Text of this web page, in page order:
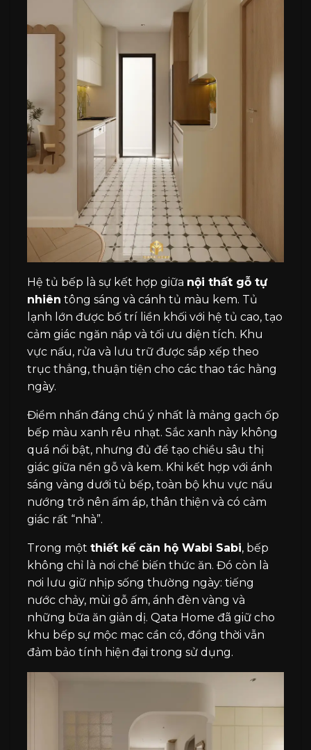
Hệ tủ bếp là sự kết hợp giữa nội thất gỗ tự
nhiên tông sáng và cánh tủ màu kem. Tủ
lạnh lớn được bố trí liền khối với hệ tủ cao, tạo
cảm giác ngăn nắp và tối ưu diện tích. Khu
vực nấu, rửa và lưu trữ được sắp xếp theo
trục thẳng, thuận tiện cho các thao tác hằng
ngày.
Điểm nhấn đáng chú ý nhất là mảng gạch ốp
bếp màu xanh rêu nhạt. Sắc xanh này không
quá nổi bật, nhưng đủ để tạo chiều sâu thị
giác giữa nền gỗ và kem. Khi kết hợp với ánh
sáng vàng dưới tủ bếp, toàn bộ khu vực nấu
nướng trở nên ấm áp, thân thiện và có cảm
giác rất “nhà”.
Trong một thiết kế căn hộ Wabi Sabi, bếp
không chỉ là nơi chế biến thức ăn. Đó còn là
nơi lưu giữ nhịp sống thường ngày: tiếng
nước chảy, mùi gỗ ấm, ánh đèn vàng và
những bữa ăn giản dị. Qata Home đã giữ cho
khu bếp sự mộc mạc cần có, đồng thời vẫn
đảm bảo tính hiện đại trong sử dụng.